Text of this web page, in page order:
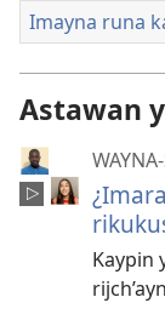
Imayna runa
Astawan
Kaypin